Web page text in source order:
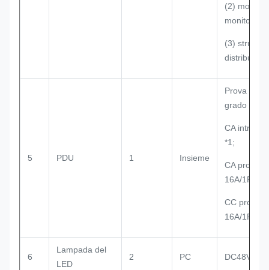
(2) modulo
(3)
5 PDU 1 Insieme
Prova del
grado B;
CA
*1;
CA
16A/1P*4;
CC
16A/1P*4.
6
Lampada del
LED
2 PC DC48V